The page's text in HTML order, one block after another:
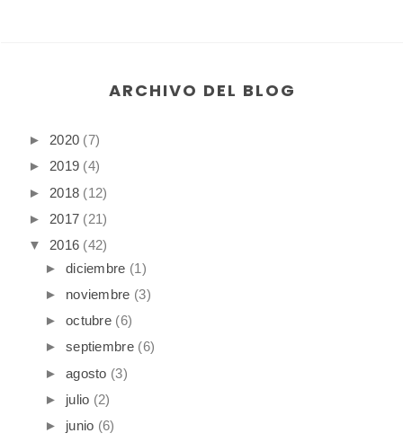
ARCHIVO DEL BLOG
► 2020 (7)
► 2019 (4)
► 2018 (12)
► 2017 (21)
▼
2016 (42)
► diciembre (1)
► noviembre (3)
► octubre (6)
► septiembre (6)
► agosto (3)
► julio (2)
► junio (6)